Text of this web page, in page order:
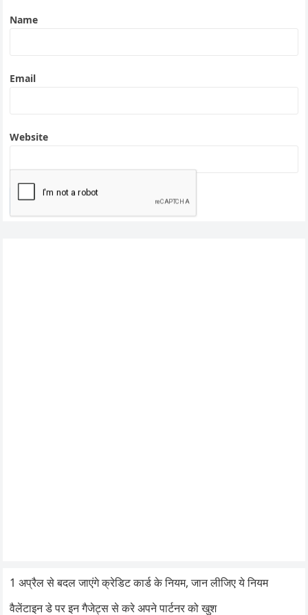
Name
Email
Website
1 अप्रैल से बदल जाएंगे क्रेडिट कार्ड के नियम, जान लीजिए ये नियम
वैलेंटाइन डे पर इन गैजेट्स से करे अपने पार्टनर को खुश